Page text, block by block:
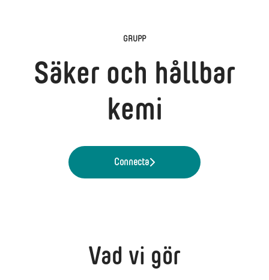
GRUPP
Säker och hållbar
kemi
Connecta
Vad vi gör